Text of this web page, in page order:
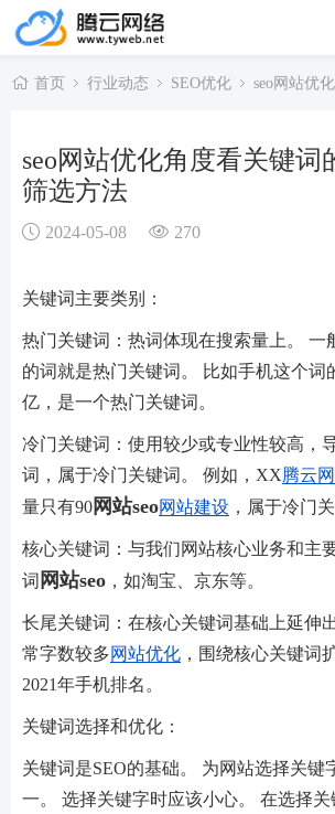
首页 行业动态 SEO优化 seo网站优
seo网站优化角度看关键词
筛选方法
2024-05-08 270
关键词主要类别：
热门关键词：热词体现在搜索量上。 一
的词就是热门关键词。 比如手机这个词
亿，是一个热门关键词。
冷门关键词：使用较少或专业性较高，
词，属于冷门关键词。 例如，XX 腾云
量只有90网站seo网站建设 ，属于冷门
核心关键词：与我们网站核心业务和主
词 网站seo ，如淘宝、京东等。
长尾关键词：在核心关键词基础上延伸
常字数较多网站优化 ，围绕核心关键词
2021年手机排名。
关键词选择和优化：
关键词是SEO的基础。 为网站选择关键
一。 选择关键字时应该小心。 在选择